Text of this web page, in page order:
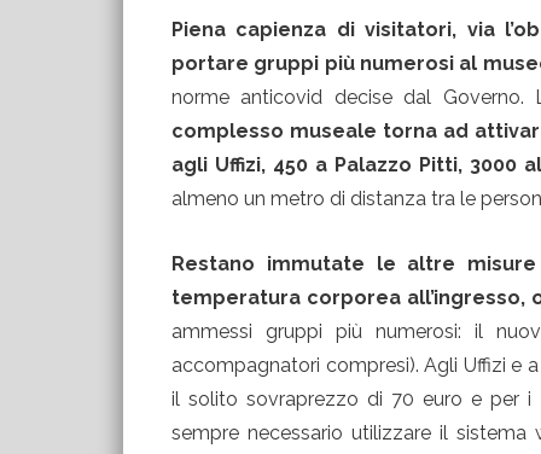
Piena capienza di visitatori, via
portare gruppi più numerosi al
norme anticovid decise dal
complesso museale torna ad
agli Uffizi, 450 a Palazzo Pitti, 3000
almeno un metro di distanza tra le
Restano immutate le altre
temperatura corporea
ammessi gruppi più numerosi: il
accompagnatori compresi). Agli Uffizi e
il solito sovraprezzo di 70 euro e per i
sempre necessario utilizzare il sistema